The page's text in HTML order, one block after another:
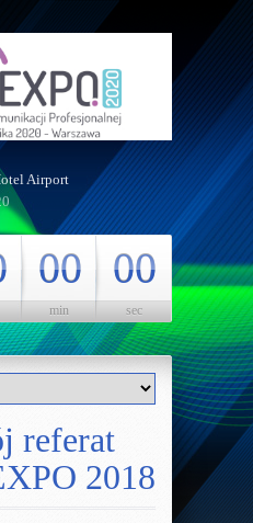
Airport
00
min
00
sec
referat
2018